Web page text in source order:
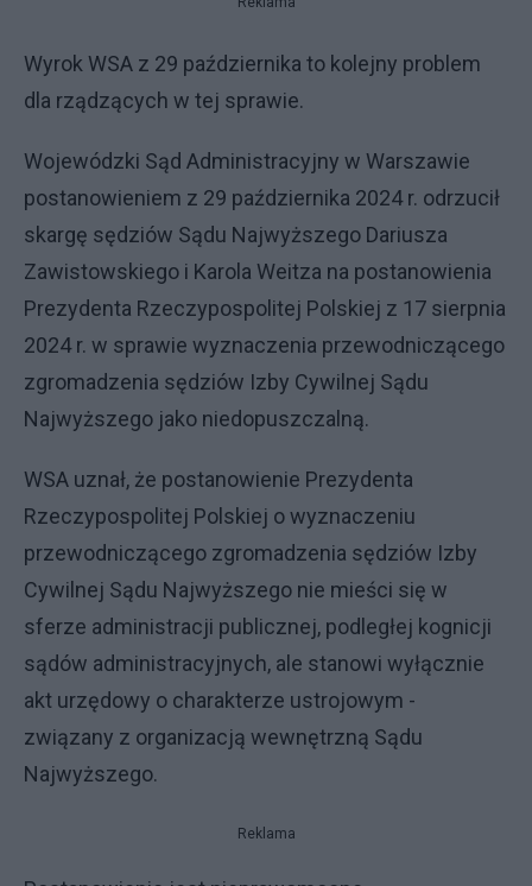
Wyrok WSA z 29 października to kolejny problem
dla rządzących w tej sprawie.
Wojewódzki Sąd Administracyjny w Warszawie
postanowieniem z 29 października 2024 r. odrzucił
skargę sędziów Sądu Najwyższego Dariusza
Zawistowskiego i Karola Weitza na postanowienia
Prezydenta Rzeczypospolitej Polskiej z 17 sierpnia
2024 r. w sprawie wyznaczenia przewodniczącego
zgromadzenia sędziów Izby Cywilnej Sądu
Najwyższego jako niedopuszczalną.
WSA uznał, że postanowienie Prezydenta
Rzeczypospolitej Polskiej o wyznaczeniu
przewodniczącego zgromadzenia sędziów Izby
Cywilnej Sądu Najwyższego nie mieści się w
sferze administracji publicznej, podległej kognicji
sądów administracyjnych, ale stanowi wyłącznie
akt urzędowy o charakterze ustrojowym -
związany z organizacją wewnętrzną Sądu
Najwyższego.
Reklama